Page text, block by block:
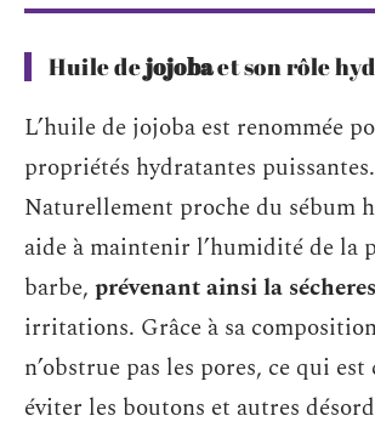
Huile dejojobaet son rôle
L’huile de jojoba est renommée
propriétés hydratantes puissantes.
Naturellement proche du sébum
aide à maintenir l’humidité de la
barbe, prévenant ainsi la
irritations. Grâce à sa
n’obstrue pas les pores, ce qui
éviter les boutons et autres